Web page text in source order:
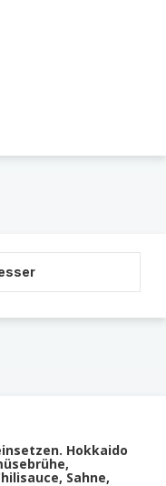
Hokkaido
Sahne,